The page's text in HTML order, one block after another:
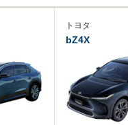
トヨタ
bZ4X